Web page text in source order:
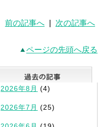
前の記事へ 次の記事へ
ページの先頭へ戻る
記事一覧
2026年8月 (4)
2026年7月 (25)